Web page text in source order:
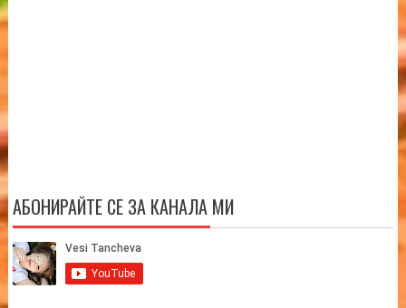
АБОНИРАЙТЕ СЕ ЗА КАНАЛА МИ